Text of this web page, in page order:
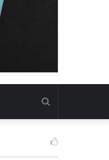
vijesti